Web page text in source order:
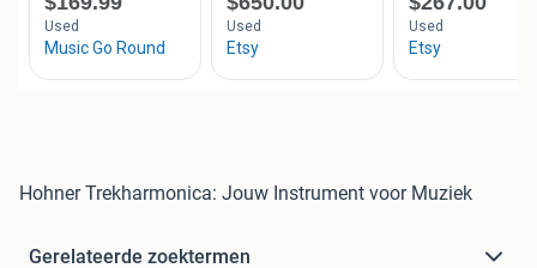
Hohner Trekharmonica: Jouw Instrument voor Muziek
Gerelateerde zoektermen